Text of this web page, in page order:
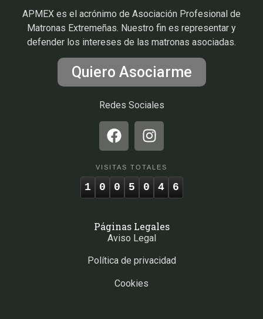
APMEX es el acrónimo de Asociación Profesional de
Matronas Extremeñas. Nuestro fin es representar y
defender los intereses de las matronas asociadas.
Quiero Asociarme
Redes Sociales
VISITAS TOTALES
1 0 0 5 0 4 6
Páginas Legales
Aviso Legal
Política de privacidad
Cookies